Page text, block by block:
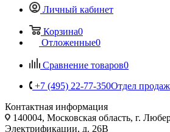
Личный кабинет
Корзина0
Отложенные0
Сравнение товаров0
+7 (495) 22-77-350Отдел продаж
Контактная информация
140004, Московская область, г.
Электрификации, д. 26В